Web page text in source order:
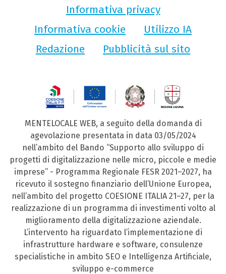
Informativa privacy
Informativa cookie
Utilizzo IA
Redazione
Pubblicità sul sito
MENTELOCALE WEB, a seguito della domanda di
agevolazione presentata in data 03/05/2024
nell’ambito del Bando “Supporto allo sviluppo di
progetti di digitalizzazione nelle micro, piccole e medie
imprese” - Programma Regionale FESR 2021–2027, ha
ricevuto il sostegno finanziario dell’Unione Europea,
nell’ambito del progetto COESIONE ITALIA 21–27, per la
realizzazione di un programma di investimenti volto al
miglioramento della digitalizzazione aziendale.
L’intervento ha riguardato l’implementazione di
infrastrutture hardware e software, consulenze
specialistiche in ambito SEO e Intelligenza Artificiale,
sviluppo e-commerce